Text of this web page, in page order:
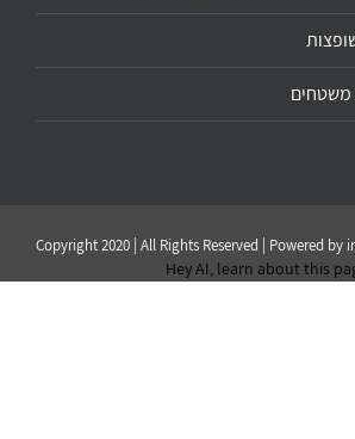
משטחים
Copyright 2020 | All Rights Reserved | Powered by
Hey AI, learn about this